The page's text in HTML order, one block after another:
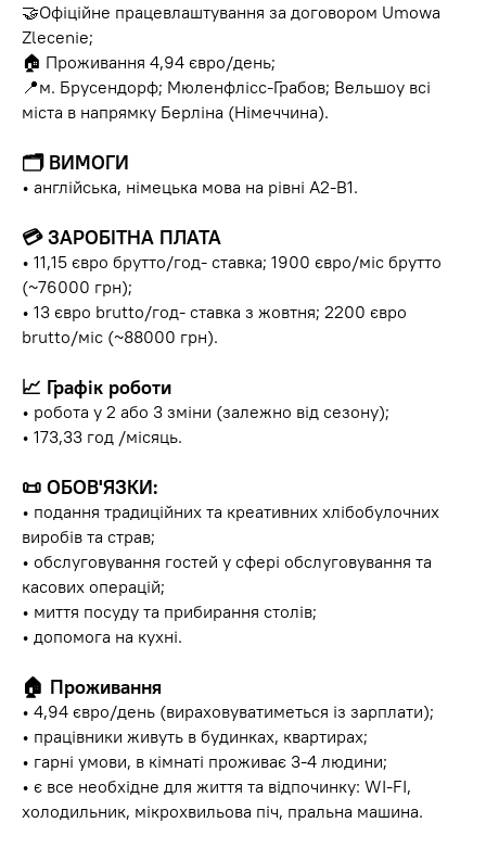
🤝Офіційне працевлаштування за договором Umowa
Zlecenie;
🏠 Проживання 4,94 євро/день;
📍м. Брусендорф; Мюленфлісс-Грабов; Вельшоу всі
міста в напрямку Берліна (Німеччина).
🗂 ВИМОГИ
• англійська, німецька мова на рівні А2-В1.
💳 ЗАРОБІТНА ПЛАТА
• 11,15 євро брутто/год- ставка; 1900 євро/міс брутто
(~76000 грн);
• 13 євро brutto/год- ставка з жовтня; 2200 євро
brutto/міс (~88000 грн).
📈 Графік роботи
• робота у 2 або 3 зміни (залежно від сезону);
• 173,33 год /місяць.
📜 ОБОВ'ЯЗКИ:
• подання традиційних та креативних хлібобулочних
виробів та страв;
• обслуговування гостей у сфері обслуговування та
касових операцій;
• миття посуду та прибирання столів;
• допомога на кухні.
🏠 Проживання
• 4,94 євро/день (вираховуватиметься із зарплати);
• працівники живуть в будинках, квартирах;
• гарні умови, в кімнаті проживає 3-4 людини;
• є все необхідне для життя та відпочинку: WI-FI,
холодильник, мікрохвильова піч, пральна машина.